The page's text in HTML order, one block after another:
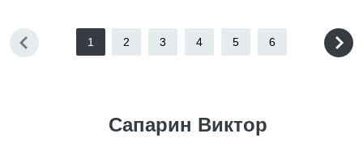
1 2 3 4 5 6
Сапарин Виктор